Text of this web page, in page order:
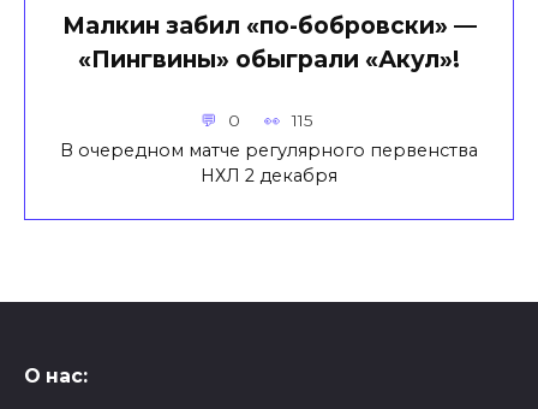
Малкин забил «по-бобровски» —
«Пингвины» обыграли «Акул»!
0 115
В очередном матче регулярного первенства
НХЛ 2 декабря
О нас: